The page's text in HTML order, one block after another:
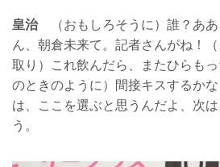
皇治（おもしろそうに）誰？ああ
ん、朝倉未来て。記者さんがね！
取り）これ飲んだら、またひらも
のときのように）間接キスするか
は、ここを選ぶと思うんだよ、次
う。